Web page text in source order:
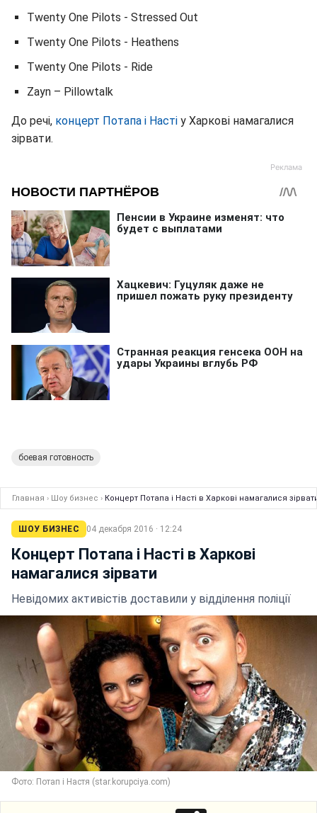
Twenty One Pilots - Stressed Out
Twenty One Pilots - Heathens
Twenty One Pilots - Ride
Zayn – Pillowtalk
До речі, концерт Потапа і Насті у Харкові намагалися
зірвати.
боевая готовность
Главная › Шоу бизнес › Концерт Потапа і Насті в Харкові намагалися
ШОУ БИЗНЕС 04 декабря 2016 · 12:24
Концерт Потапа і Насті в Харкові
намагалися зірвати
Невідомих активістів доставили у відділення поліції
Фото: Потап і Настя (star.korupciya.com)